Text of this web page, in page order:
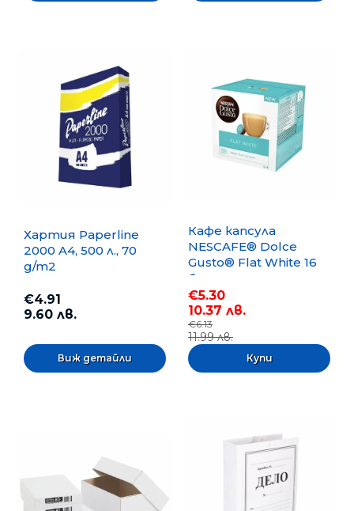
Хартия Paperline
2000 A4, 500 л., 70
g/m2
€4.91
9.60 лв.
Виж детайли
Кафе капсула
NESCAFE® Dolce
Gusto® Flat White 16
бр.
€5.30
10.37 лв.
€6.13
11.99 лв.